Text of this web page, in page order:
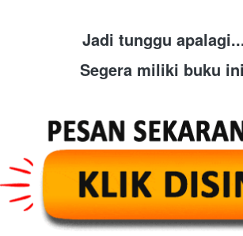
Jadi tunggu
Segera miliki buku